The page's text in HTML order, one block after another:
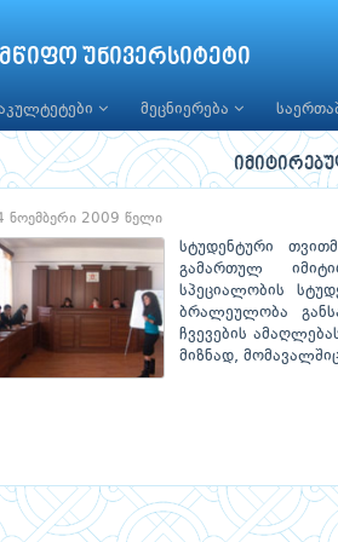
უნივერსიტეტი
მეცნიერება
ნოემბერი 2009 წელი
სტუდენტური
გამართულ
სპეციალობის
ბრალეულობა
ჩვევების
მიზნად,